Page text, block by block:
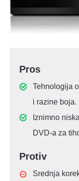
Pros
Tehnologija
i razine boja.
Iznimno
DVD-a za
Protiv
Srednja